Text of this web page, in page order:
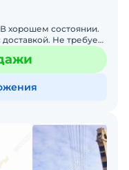
хорошем состоянии.
Не требует